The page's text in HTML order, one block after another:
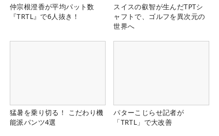
仲宗根澄香が平均パット数
『TRTL』で6人抜き！
スイスの叡智が生んだTPTシ
ャフトで、ゴルフを異次元の
世界へ
猛暑を乗り切る！ こだわり機
能派パンツ4選
パターこじらせ記者が
「TRTL」で大改善